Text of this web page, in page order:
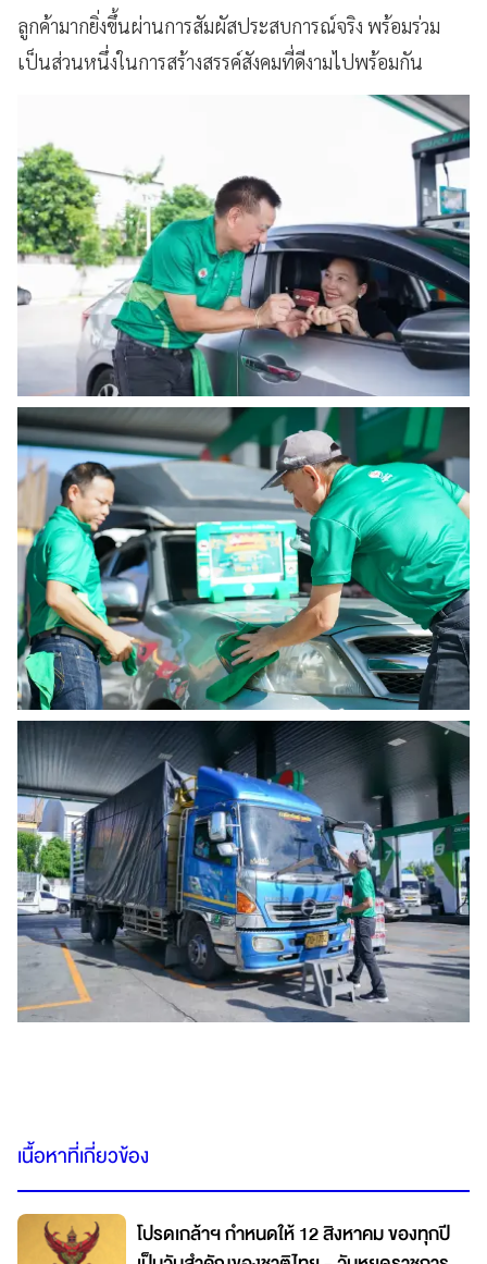
ลูกค้ามากยิ่งขึ้นผ่านการสัมผัสประสบการณ์จริง พร้อมร่วม
เป็นส่วนหนึ่งในการสร้างสรรค์สังคมที่ดีงามไปพร้อมกัน
เนื้อหาที่เกี่ยวข้อง
โปรดเกล้าฯ กำหนดให้ 12 สิงหาคม ของทุกปี